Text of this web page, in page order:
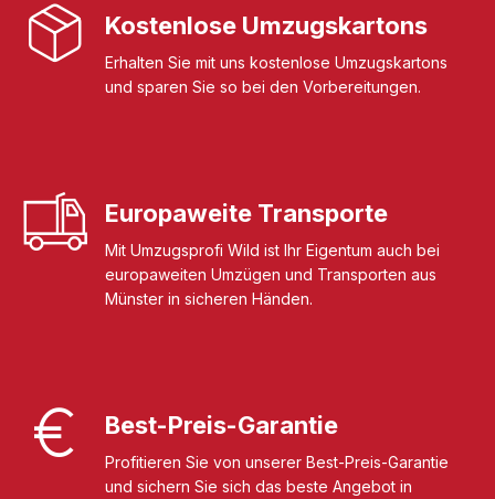
Kostenlose Umzugskartons
Erhalten Sie mit uns kostenlose Umzugskartons
und sparen Sie so bei den Vorbereitungen.
Europaweite Transporte
Mit Umzugsprofi Wild ist Ihr Eigentum auch bei
europaweiten Umzügen und Transporten aus
Münster in sicheren Händen.
Best-Preis-Garantie
Profitieren Sie von unserer Best-Preis-Garantie
und sichern Sie sich das beste Angebot in